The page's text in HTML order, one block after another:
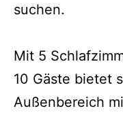
suchen.
Mit 5
10 Gäste bietet
Außenbereich